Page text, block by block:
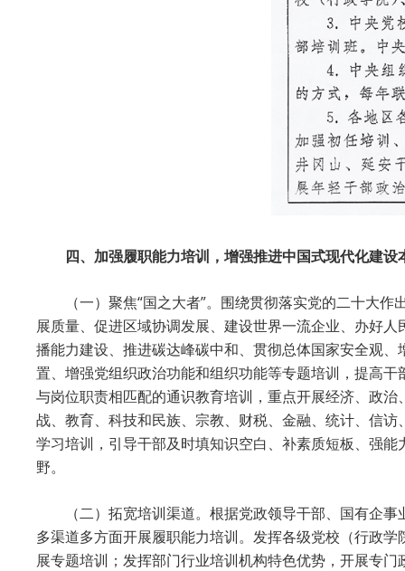
四、加强履职能力培训，增强推进中国式现代化建设
（一）聚焦“国之大者”。围绕贯彻落实党的二十大
展质量、促进区域协调发展、建设世界一流企业、办好
播能力建设、推进碳达峰碳中和、贯彻总体国家安全观
置、增强党组织政治功能和组织功能等专题培训，提高
与岗位职责相匹配的通识教育培训，重点开展经济、政
战、教育、科技和民族、宗教、财税、金融、统计、信
学习培训，引导干部及时填知识空白、补素质短板、强
野。
（二）拓宽培训渠道。根据党政领导干部、国有企
多渠道多方面开展履职能力培训。发挥各级党校（行政
展专题培训；发挥部门行业培训机构特色优势，开展专